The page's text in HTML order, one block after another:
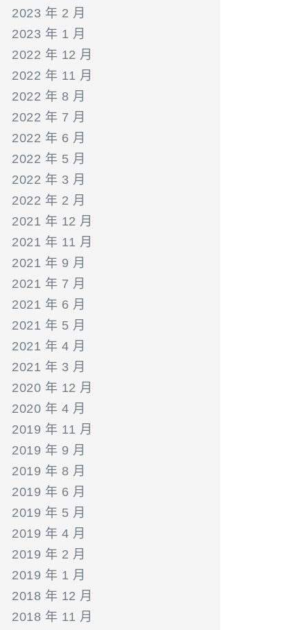
2023 年 2 月
2023 年 1 月
2022 年 12 月
2022 年 11 月
2022 年 8 月
2022 年 7 月
2022 年 6 月
2022 年 5 月
2022 年 3 月
2022 年 2 月
2021 年 12 月
2021 年 11 月
2021 年 9 月
2021 年 7 月
2021 年 6 月
2021 年 5 月
2021 年 4 月
2021 年 3 月
2020 年 12 月
2020 年 4 月
2019 年 11 月
2019 年 9 月
2019 年 8 月
2019 年 6 月
2019 年 5 月
2019 年 4 月
2019 年 2 月
2019 年 1 月
2018 年 12 月
2018 年 11 月